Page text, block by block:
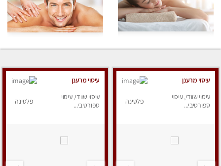
עיסוי מרענן
עיסוי שוודי, עיסוי
ספורטיבי...
פלטינה
עיסוי מרענן
עיסוי שוודי, עיסוי
ספורטיבי...
פלטינה